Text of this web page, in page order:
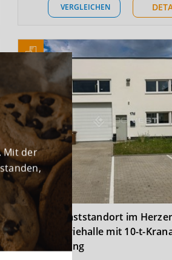
VERGLEICHEN
Schwerlaststandort im
– Industriehalle mit 10-t-
Verwaltung
Mit der